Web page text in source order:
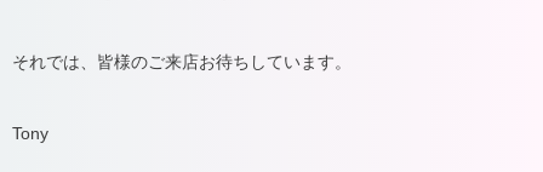
それでは、皆様のご来店お待ちしています。
Tony